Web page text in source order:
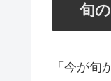
旬
「今が